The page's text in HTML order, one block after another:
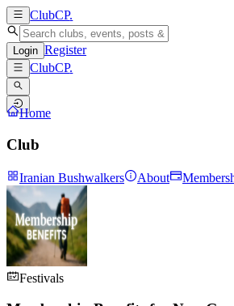
ClubCP.
Login Register
ClubCP.
Home
Club
Iranian Bushwalkers About
Festivals